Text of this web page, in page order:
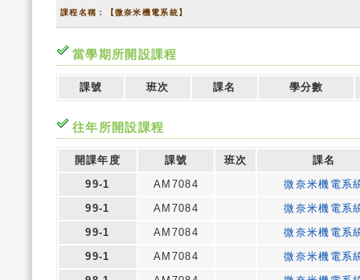
課程名稱：【微奈米機電系統】
當學期所開設課程
課號 班次 課名 學分數
往年所開設課程
開課年度 課號 班次
課名
99-1
AM7084
微奈米機電系
99-1
AM7084
微奈米機電系
99-1
AM7084
微奈米機電系
99-1
AM7084
微奈米機電系